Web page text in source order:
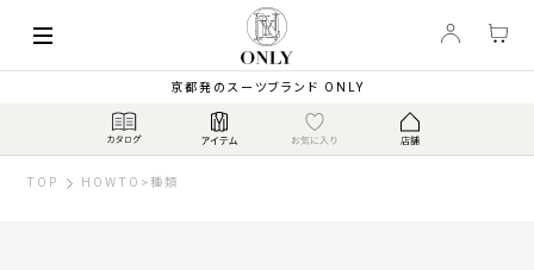
京都発のスーツブランド ONLY
TOP HOWTO >種類